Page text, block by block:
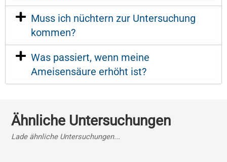
Muss ich nüchtern zur Untersuchung
kommen?
Was passiert, wenn meine
Ameisensäure erhöht ist?
Ähnliche Untersuchungen
Lade ähnliche Untersuchungen...